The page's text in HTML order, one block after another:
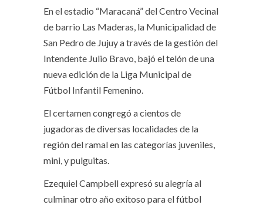
En el estadio “Maracaná” del Centro Vecinal
de barrio Las Maderas, la Municipalidad de
San Pedro de Jujuy a través de la gestión del
Intendente Julio Bravo, bajó el telón de una
nueva edición de la Liga Municipal de
Fútbol Infantil Femenino.
El certamen congregó a cientos de
jugadoras de diversas localidades de la
región del ramal en las categorías juveniles,
mini, y pulguitas.
Ezequiel Campbell expresó su alegría al
culminar otro año exitoso para el fútbol